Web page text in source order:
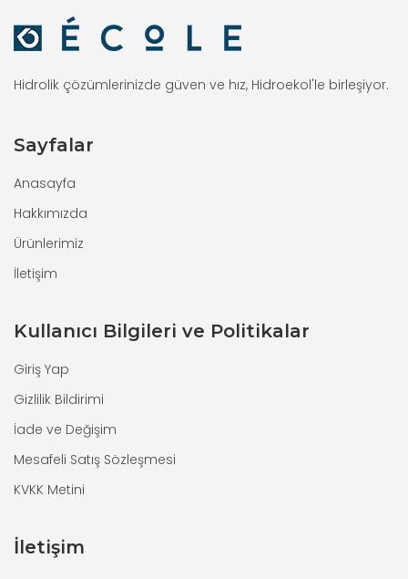
Hidrolik çözümlerinizde güven ve hız, Hidroekol'le birleşiyor.
Sayfalar
Anasayfa
Hakkımızda
Ürünlerimiz
İletişim
Kullanıcı Bilgileri ve Politikalar
Giriş Yap
Gizlilik Bildirimi
İade ve Değişim
Mesafeli Satış Sözleşmesi
KVKK Metini
İletişim